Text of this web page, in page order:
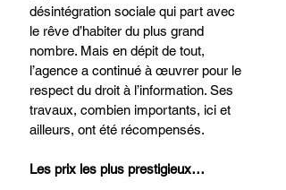
désintégration sociale qui part avec
le rêve d’habiter du plus grand
nombre. Mais en dépit de tout,
l’agence a continué à œuvrer pour le
respect du droit à l’information. Ses
travaux, combien importants, ici et
ailleurs, ont été récompensés.
Les prix les plus prestigieux…